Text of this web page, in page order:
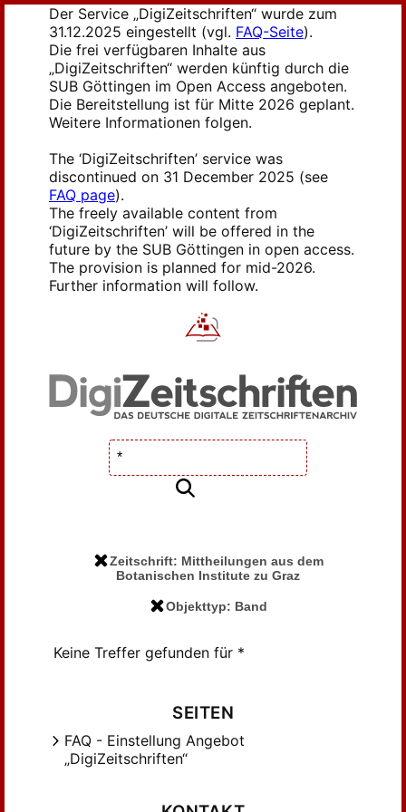
Der Service „DigiZeitschriften“ wurde zum
31.12.2025 eingestellt (vgl. FAQ-Seite).
Die frei verfügbaren Inhalte aus
„DigiZeitschriften“ werden künftig durch die
SUB Göttingen im Open Access angeboten.
Die Bereitstellung ist für Mitte 2026 geplant.
Weitere Informationen folgen.
The ‘DigiZeitschriften’ service was
discontinued on 31 December 2025 (see
FAQ page).
The freely available content from
‘DigiZeitschriften’ will be offered in the
future by the SUB Göttingen in open access.
The provision is planned for mid-2026.
Further information will follow.
Zeitschrift: Mittheilungen aus dem
Botanischen Institute zu Graz
Objekttyp: Band
Keine Treffer gefunden für *
SEITEN
FAQ - Einstellung Angebot
„DigiZeitschriften“